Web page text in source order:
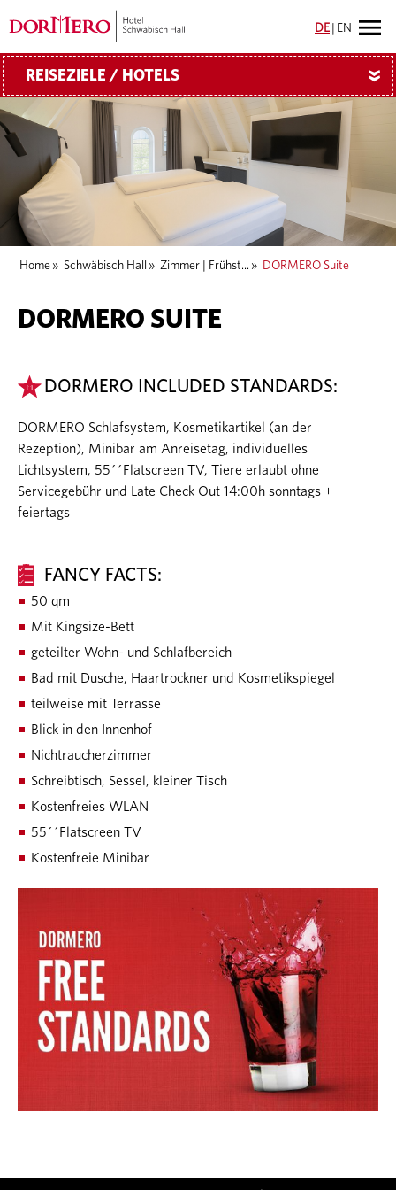
DE EN
REISEZIELE / HOTELS »
Home » Schwäbisch Hall » Zimmer | Frühst... » DORMERO Suite
DORMERO SUITE
DORMERO INCLUDED STANDARDS:
DORMERO Schlafsystem, Kosmetikartikel (an der
Rezeption), Minibar am Anreisetag, individuelles
Lichtsystem, 55´´Flatscreen TV, Tiere erlaubt ohne
Servicegebühr und Late Check Out 14:00h sonntags +
feiertags
FANCY FACTS:
50 qm
Mit Kingsize-Bett
geteilter Wohn- und Schlafbereich
Bad mit Dusche, Haartrockner und Kosmetikspiegel
teilweise mit Terrasse
Blick in den Innenhof
Nichtraucherzimmer
Schreibtisch, Sessel, kleiner Tisch
Kostenfreies WLAN
55´´Flatscreen TV
Kostenfreie Minibar